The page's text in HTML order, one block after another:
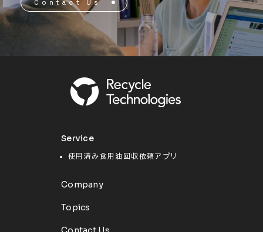
Contact Us
Service
使用済み食用油回収依頼アプリ
Company
Topics